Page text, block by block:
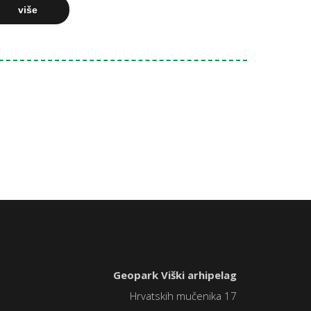
više
Geopark Viški arhipelag
Hrvatskih mučenika 17